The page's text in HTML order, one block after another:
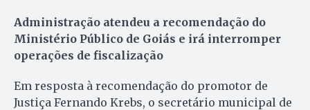
Administração atendeu a recomendação do
Ministério Público de Goiás e irá interromper
operações de fiscalização
Em resposta à recomendação do promotor de
Justiça Fernando Krebs, o secretário municipal de